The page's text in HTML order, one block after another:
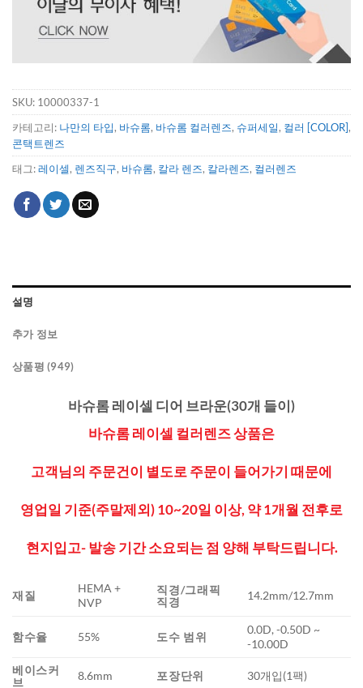
SKU: 10000337-1
카테고리: 나만의 타입, 바슈롬, 바슈롬 컬러렌즈, 슈퍼세일, 컬러 [COLOR],
콘택트렌즈
태그:레이셀, 렌즈직구, 바슈롬, 칼라 렌즈, 칼라렌즈, 컬러렌즈
설명
추가 정보
상품평 (949)
바슈롬 레이셀 디어 브라운(30개 들이)
바슈롬 레이셀 컬러렌즈 상품은
고객님의 주문건이 별도로 주문이 들어가기 때문에
영업일 기준(주말제외) 10~20일 이상, 약 1개월 전후로
현지입고- 발송 기간 소요되는 점 양해 부탁드립니다.
재질
HEMA +
NVP
직경/그래픽
직경
14.2mm/12.7mm
함수율 55% 도수 범위
0.0D, -0.50D ~
-10.00D
베이스커
브
8.6mm 포장단위 30개입(1팩)